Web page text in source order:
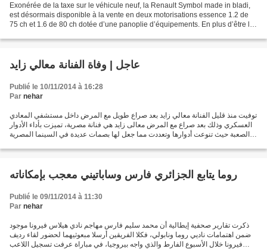
Exonérée de la taxe sur le véhicule neuf, la Renault Symbol made in bladi,
est désormais disponible à la vente en deux motorisations essence 1.2 de
75 ch et 1.6 de 80 ch dotée d’une panoplie d’équipements. En plus d’être la
عاجل | وفاة الفنانة معالي زايد
Publié le 10/11/2014 à 16:28
Par nehar
توفيت منذ قليل الفنانة معالي زايد بعد صراع طويل مع المرض داخل مستشفي المعادي
العسكري وذلك بعد صراع مع المرض معالى زايد هي فنانة مصرية، تميزت بأداء الأدوار
الصعبة حيث تنوعت أدوارها وتعددت مما جعل لها بصمات عديدة في السينما المصرية
روما يتابع الجزائري فارس وساباتيني معجب بإمكاناته
Publié le 09/11/2014 à 11:30
Par nehar
ذكرت تقارير صحفية إيطالية أن محمد سليم فارس مهاجم نادي هيلاس فيرونا موجود
ضمن اهتمامات ناديي روما ونابولي، فكلا الفريقين أرسلا مبعوثيهما لحضور لقاء رديف
فيرونا خلال الأسبوع الفارط والذي واجه بيروجيا، في مباراة عرفت تسجيل اللاعب